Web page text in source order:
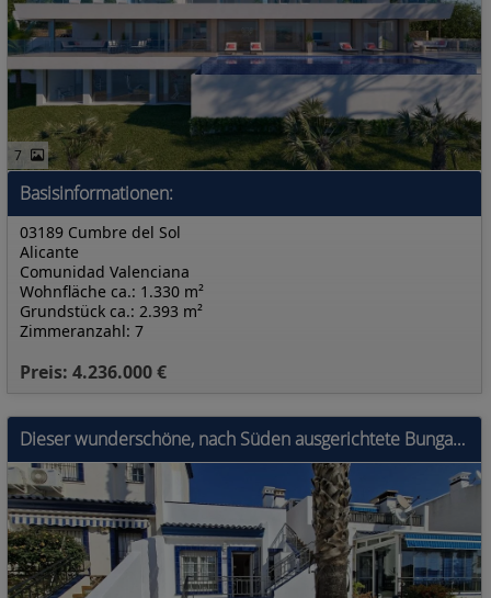
7
Basisinformationen:
03189 Cumbre del Sol
Alicante
Comunidad Valenciana
Preis: 4.236.000 €
Wohnfläche ca.: 1.330 m²
Grundstück ca.: 2.393 m²
Zimmeranzahl: 7
Dieser wunderschöne, nach Süden ausgerichtete Bungalow Lola befindet sich in der begehrten Gegend von Villamartin Rioja in Orihuela Costa. Einkaufsmö